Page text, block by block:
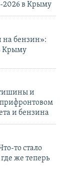
2026 в Крыму
на бензин»:
Крыму
и
и бензина
то стало
же теперь